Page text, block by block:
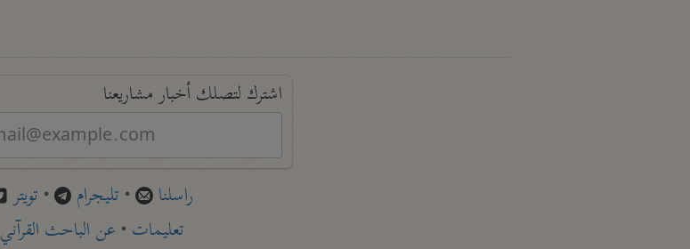
اشترك لتصلك أخبار مشاريعنا
راسلنا • تليجرام • تويتر
تعليمات• عن الباحث القرآني